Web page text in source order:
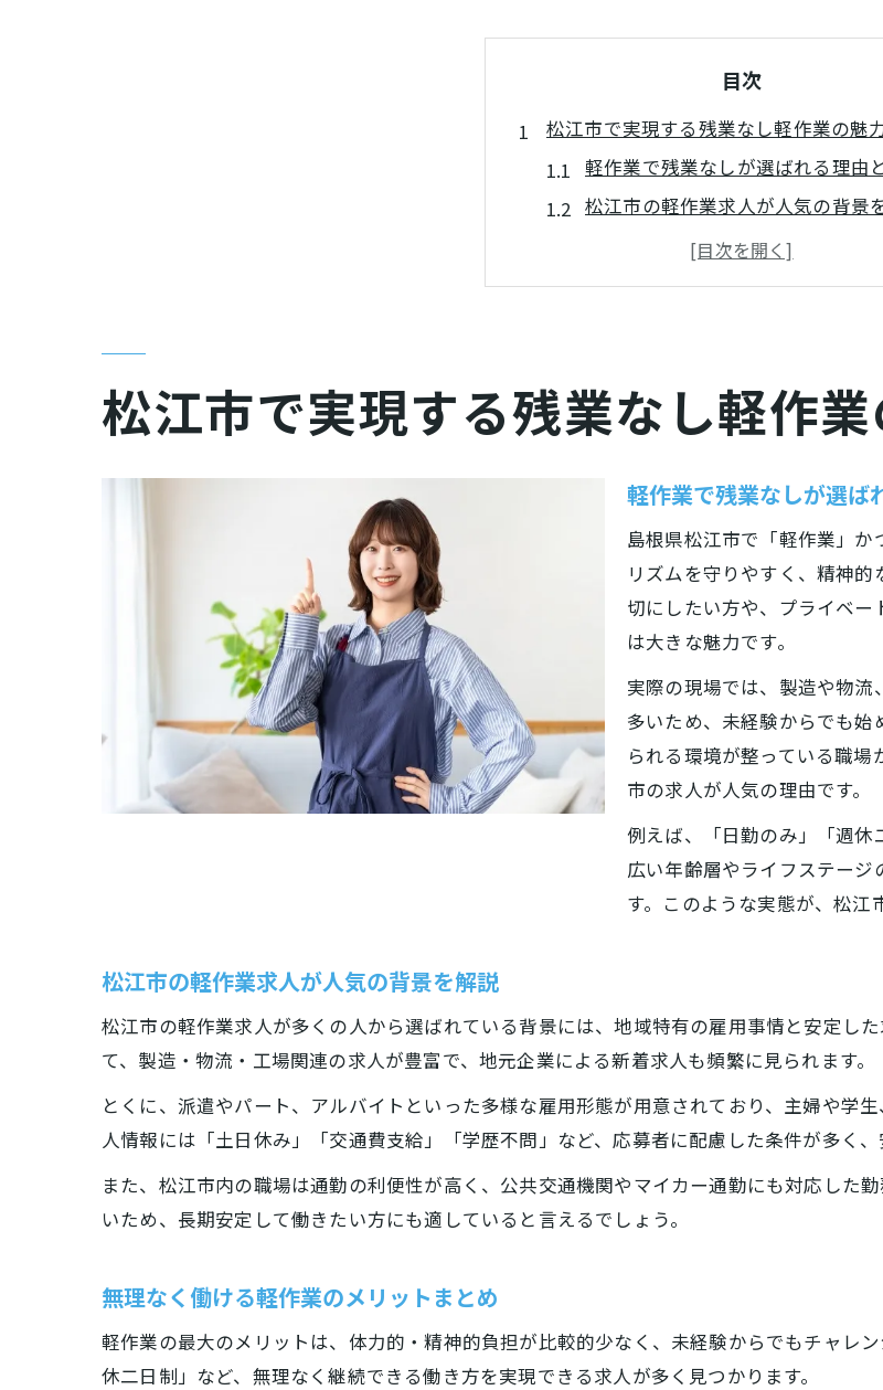
目次
松江市で実現する残業なし軽作業の魅
軽作業で残業なしが選ばれる理由
松江市の軽作業求人が人気の背景
無理なく働ける軽作業のメリット
軽作業で叶うワークライフバラン
軽作業でも定時退社が叶う職場の
松江市で定時退社を実現する軽作
残業なしの軽作業求人を見極めるコ
軽作業と生活リズムの両立ポイン
残業がない働き方を探す軽作業のコツ
軽作業で残業を避けるための求人
松江市で人気の軽作業勤務条件と
軽作業未経験でも安心の探し方ガ
軽作業求人で確認すべきポイント解
未経験から挑戦できる軽作業と安定生
未経験歓迎の軽作業が安定生活を
軽作業デビューにおすすめのポイ
定時退社可能な軽作業の選び方を
ストレスを減らす軽作業勤務の秘訣を解
軽作業でストレスを感じにくい働
人間関係が良好な軽作業職場の探
軽作業で心の負担を減らす工夫と
残業なしの軽作業が精神的余裕を
松江市の軽作業で叶う安定勤務の実
松江市で実現する残業なし軽作
軽作業で残業なしが選ば
島根県松江市で「軽作業」
リズムを守りやすく、精神
切にしたい方や、プライベ
は大きな魅力です。
実際の現場では、製造や物
多いため、未経験からでも
られる環境が整っている職
市の求人が人気の理由です。
例えば、「日勤のみ」「週
広い年齢層やライフステー
す。このような実態が、松江
松江市の軽作業求人が人気の背景を解説
松江市の軽作業求人が多くの人から選ばれている背景には、地域特有の雇用事情と安定し
て、製造・物流・工場関連の求人が豊富で、地元企業による新着求人も頻繁に見られます。
とくに、派遣やパート、アルバイトといった多様な雇用形態が用意されており、主婦や学
人情報には「土日休み」「交通費支給」「学歴不問」など、応募者に配慮した条件が多く、
また、松江市内の職場は通勤の利便性が高く、公共交通機関やマイカー通勤にも対応した
いため、長期安定して働きたい方にも適していると言えるでしょう。
無理なく働ける軽作業のメリットまとめ
軽作業の最大のメリットは、体力的・精神的負担が比較的少なく、未経験からでもチャレ
休二日制」など、無理なく継続できる働き方を実現できる求人が多く見つかります。